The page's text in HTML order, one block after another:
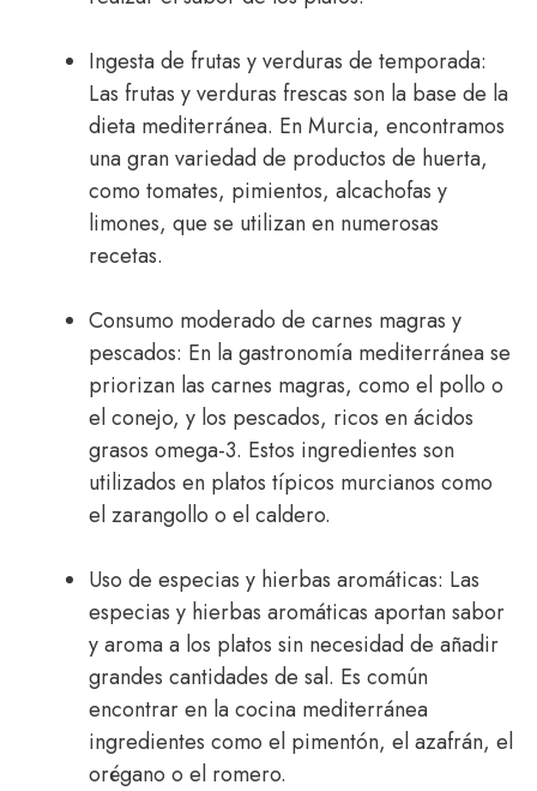
Ingesta de frutas y verduras de temporada:
Las frutas y verduras frescas son la base de la
dieta mediterránea. En Murcia, encontramos
una gran variedad de productos de huerta,
como tomates, pimientos, alcachofas y
limones, que se utilizan en numerosas
recetas.
Consumo moderado de carnes magras y
pescados: En la gastronomía mediterránea se
priorizan las carnes magras, como el pollo o
el conejo, y los pescados, ricos en ácidos
grasos omega-3. Estos ingredientes son
utilizados en platos típicos murcianos como
el zarangollo o el caldero.
Uso de especias y hierbas aromáticas: Las
especias y hierbas aromáticas aportan sabor
y aroma a los platos sin necesidad de añadir
grandes cantidades de sal. Es común
encontrar en la cocina mediterránea
ingredientes como el pimentón, el azafrán, el
orégano o el romero.